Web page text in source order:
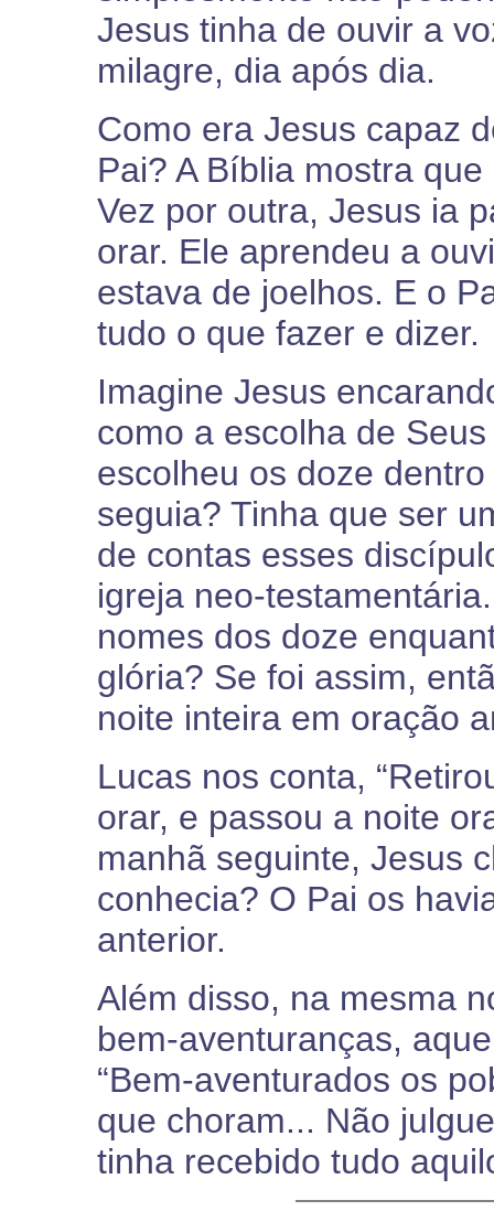
Jesus tinha de ouvir a
milagre, dia após dia.
Como era Jesus capaz
Pai? A Bíblia mostra
Vez por outra, Jesus ia
orar. Ele aprendeu a
estava de joelhos. E o
tudo o que fazer e dizer.
Imagine Jesus
como a escolha de
escolheu os doze
seguia? Tinha que ser
de contas esses
igreja neo-
nomes dos doze
glória? Se foi assim,
noite inteira em oração
Lucas nos conta,
orar, e passou a noite
manhã seguinte, Jesus
conhecia? O Pai os
anterior.
Além disso, na mesma
bem-aventuranças,
“Bem-aventurados os
que choram... Não
tinha recebido tudo